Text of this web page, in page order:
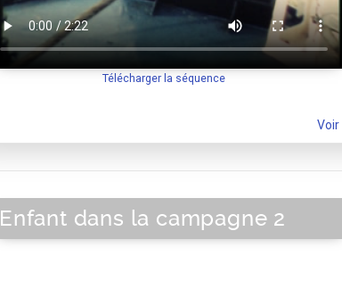
Télécharger la séquence
Voir
Enfant dans la campagne 2